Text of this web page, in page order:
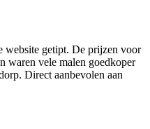
website getipt. De prijzen voor
waren vele malen goedkoper
Direct aanbevolen aan